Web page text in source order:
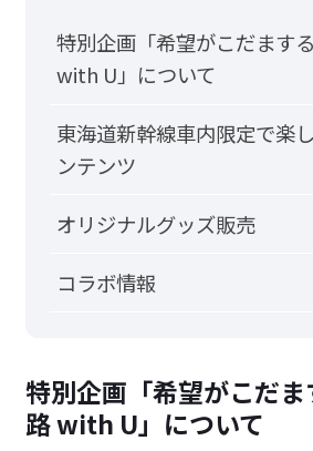
特別企画「希望がこだます
with U」について
東海道新幹線車内限定で楽
ンテンツ
オリジナルグッズ販売
コラボ情報
特別企画「希望がこだ
路 with U」について